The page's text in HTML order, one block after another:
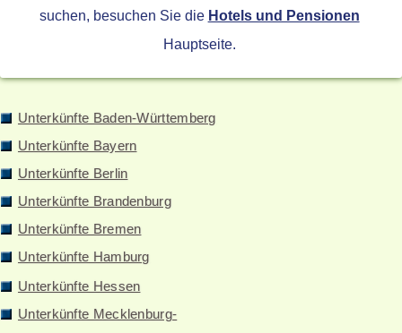
suchen, besuchen Sie die Hotels und Pensionen
Hauptseite.
Unterkünfte Baden-Württemberg
Unterkünfte Bayern
Unterkünfte Berlin
Unterkünfte Brandenburg
Unterkünfte Bremen
Unterkünfte Hamburg
Unterkünfte Hessen
Unterkünfte Mecklenburg-